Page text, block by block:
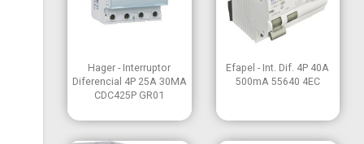
Vista rápida
Hager - Interruptor
Diferencial 4P 25A 30MA
CDC425P GR01
 Vista rápida
Efapel - Int. Dif. 4P 40A
500mA 55640 4EC